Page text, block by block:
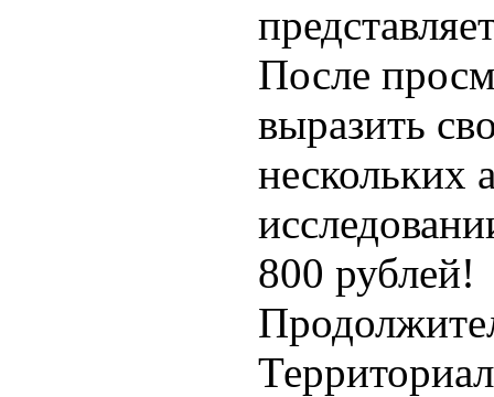
После
выразить
нескольких
800 рублей!